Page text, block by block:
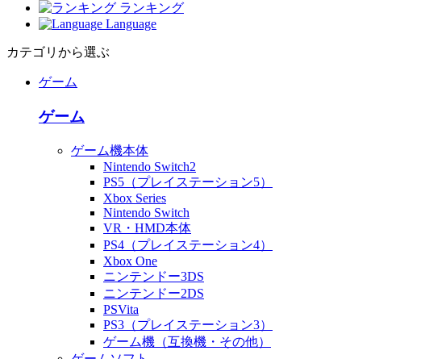
ランキング
Language
カテゴリから選ぶ
ゲーム
ゲーム
ゲーム機本体
Nintendo Switch2
PS5（プレイステーション5）
Xbox Series
Nintendo Switch
VR・HMD本体
PS4（プレイステーション4）
Xbox One
ニンテンドー3DS
ニンテンドー2DS
PSVita
PS3（プレイステーション3）
ゲーム機（互換機・その他）